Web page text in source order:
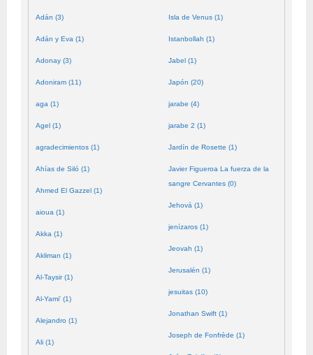
Adán (3)
Adán y Eva (1)
Adonay (3)
Adoniram (11)
aga (1)
Agel (1)
agradecimientos (1)
Ahías de Siló (1)
Ahmed El Gazzel (1)
aioua (1)
Akka (1)
Akliman (1)
Al-Taysir (1)
Al-Yami' (1)
Alejandro (1)
Ali (1)
Isla de Venus (1)
Istanbollah (1)
Jabel (1)
Japón (20)
jarabe (4)
jarabe 2 (1)
Jardín de Rosette (1)
Javier Figueroa La fuerza de la
sangre Cervantes (0)
Jehová (1)
jenízaros (1)
Jeovah (1)
Jerusalén (1)
jesuitas (10)
Jonathan Swift (1)
Joseph de Fonfrède (1)